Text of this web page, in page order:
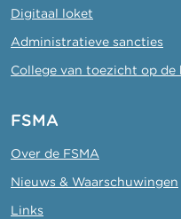
Digitaal loket
Administratieve sancties
College van toezicht op de
FSMA
Over de FSMA
Nieuws & Waarschuwingen
Links